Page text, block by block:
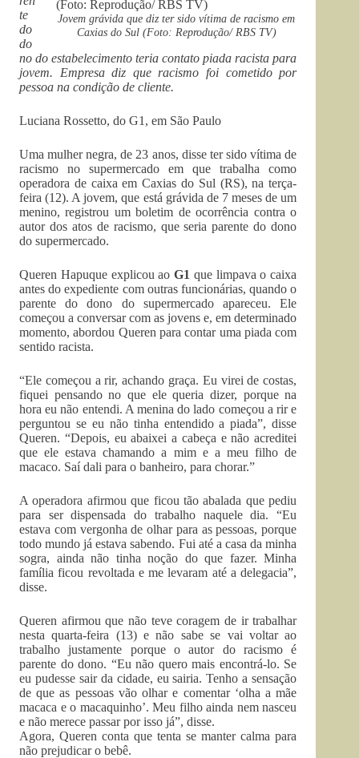
Jovem grávida que diz ter sido vítima de racismo em
Caxias do Sul (Foto: Reprodução/ RBS TV)
te
do
do
no do estabelecimento teria contato piada racista para
jovem. Empresa diz que racismo foi cometido por
pessoa na condição de cliente.
Luciana Rossetto, do G1, em São Paulo
Uma mulher negra, de 23 anos, disse ter sido vítima de
racismo no supermercado em que trabalha como
operadora de caixa em Caxias do Sul (RS), na terça-
feira (12). A jovem, que está grávida de 7 meses de um
menino, registrou um boletim de ocorrência contra o
autor dos atos de racismo, que seria parente do dono
do supermercado.
Queren Hapuque explicou aoG1 que limpava o caixa
antes do expediente com outras funcionárias, quando o
parente do dono do supermercado apareceu. Ele
começou a conversar com as jovens e, em determinado
momento, abordou Queren para contar uma piada com
sentido racista.
“Ele começou a rir, achando graça. Eu virei de costas,
fiquei pensando no que ele queria dizer, porque na
hora eu não entendi. A menina do lado começou a rir e
perguntou se eu não tinha entendido a piada”, disse
Queren. “Depois, eu abaixei a cabeça e não acreditei
que ele estava chamando a mim e a meu filho de
macaco. Saí dali para o banheiro, para chorar.”
A operadora afirmou que ficou tão abalada que pediu
para ser dispensada do trabalho naquele dia. “Eu
estava com vergonha de olhar para as pessoas, porque
todo mundo já estava sabendo. Fui até a casa da minha
sogra, ainda não tinha noção do que fazer. Minha
família ficou revoltada e me levaram até a delegacia”,
disse.
Queren afirmou que não teve coragem de ir trabalhar
nesta quarta-feira (13) e não sabe se vai voltar ao
trabalho justamente porque o autor do racismo é
parente do dono. “Eu não quero mais encontrá-lo. Se
eu pudesse sair da cidade, eu sairia. Tenho a sensação
de que as pessoas vão olhar e comentar ‘olha a mãe
macaca e o macaquinho’. Meu filho ainda nem nasceu
e não merece passar por isso já”, disse.
Agora, Queren conta que tenta se manter calma para
não prejudicar o bebê.